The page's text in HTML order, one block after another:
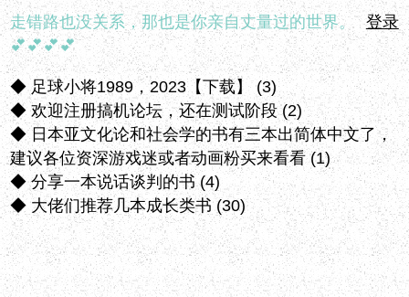
登录
走错路也没关系，那也是你亲自丈量过的世界。
💕💕💕💕
◆ 足球小将1989，2023【下载】 (3)
◆欢迎注册搞机论坛，还在测试阶段 (2)
◆日本亚文化论和社会学的书有三本出简体中文了，
建议各位资深游戏迷或者动画粉买来看看 (1)
◆分享一本说话谈判的书 (4)
◆大佬们推荐几本成长类书 (30)